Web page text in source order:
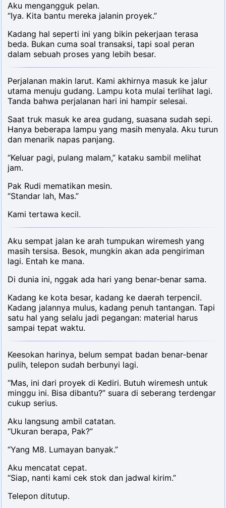
Aku mengangguk pelan.
“Iya. Kita bantu mereka jalanin proyek.”
Kadang hal seperti ini yang bikin pekerjaan terasa
beda. Bukan cuma soal transaksi, tapi soal peran
dalam sebuah proses yang lebih besar.
Perjalanan makin larut. Kami akhirnya masuk ke jalur
utama menuju gudang. Lampu kota mulai terlihat lagi.
Tanda bahwa perjalanan hari ini hampir selesai.
Saat truk masuk ke area gudang, suasana sudah sepi.
Hanya beberapa lampu yang masih menyala. Aku turun
dan menarik napas panjang.
“Keluar pagi, pulang malam,” kataku sambil melihat
jam.
Pak Rudi mematikan mesin.
“Standar lah, Mas.”
Kami tertawa kecil.
Aku sempat jalan ke arah tumpukan wiremesh yang
masih tersisa. Besok, mungkin akan ada pengiriman
lagi. Entah ke mana.
Di dunia ini, nggak ada hari yang benar-benar sama.
Kadang ke kota besar, kadang ke daerah terpencil.
Kadang jalannya mulus, kadang penuh tantangan. Tapi
satu hal yang selalu jadi pegangan: material harus
sampai tepat waktu.
Keesokan harinya, belum sempat badan benar-benar
pulih, telepon sudah berbunyi lagi.
“Mas, ini dari proyek di Kediri. Butuh wiremesh untuk
minggu ini. Bisa dibantu?” suara di seberang terdengar
cukup serius.
Aku langsung ambil catatan.
“Ukuran berapa, Pak?”
“Yang M8. Lumayan banyak.”
Aku mencatat cepat.
“Siap, nanti kami cek stok dan jadwal kirim.”
Telepon ditutup.